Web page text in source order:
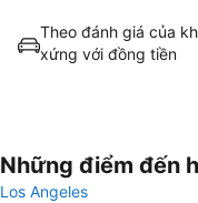
Theo đánh giá của
xứng với đồng tiền
Những điểm đến
Los Angeles